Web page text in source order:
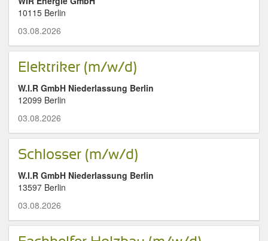
10115 Berlin
03.08.2026
Elektriker (m/w/d)
W.I.R GmbH Niederlassung Berlin
12099 Berlin
03.08.2026
Schlosser (m/w/d)
W.I.R GmbH Niederlassung Berlin
13597 Berlin
03.08.2026